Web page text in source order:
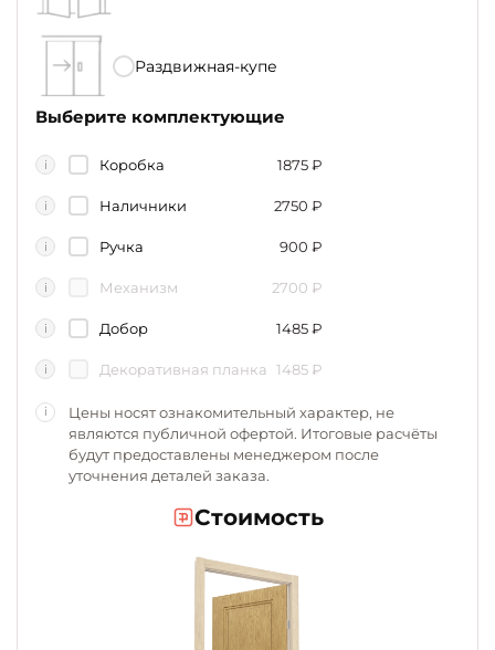
Раздвижная-купе
Выберите комплектующие
i Коробка 1875₽
i Наличники 2750 ₽
i Ручка 900 ₽
i Механизм 2700 ₽
i Добор 1485₽
i Декоративная планка 1485 ₽
i
Цены носят ознакомительный характер, не
являются публичной офертой. Итоговые расчёты
будут предоставлены менеджером после
уточнения деталей заказа.
Стоимость